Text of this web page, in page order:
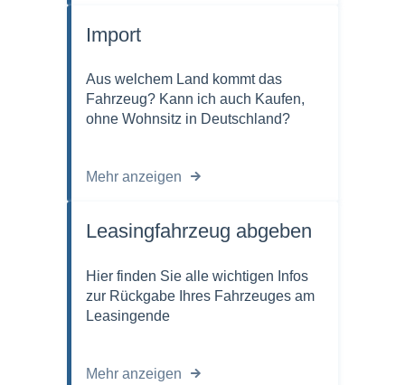
Import
Aus welchem Land kommt das
Fahrzeug? Kann ich auch Kaufen,
ohne Wohnsitz in Deutschland?
Mehr anzeigen
Leasingfahrzeug abgeben
Hier finden Sie alle wichtigen Infos
zur Rückgabe Ihres Fahrzeuges am
Leasingende
Mehr anzeigen